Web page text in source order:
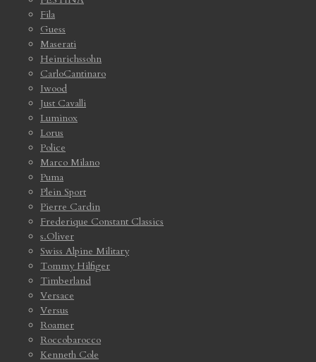
Fila
Guess
Maserati
Heinrichssohn
CarloCantinaro
Iwood
Just Cavalli
Luminox
Lorus
Police
Marco Milano
Puma
Plein Sport
Pierre Cardin
Frederique Constant Classics
s.Oliver
Swiss Alpine Military
Tommy Hilfiger
Timberland
Versace
Versus
Roamer
Roccobarocco
Kenneth Cole